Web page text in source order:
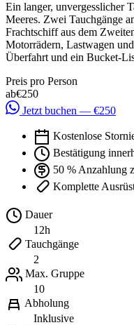
Ein langer, unvergesslicher
Meeres. Zwei Tauchgänge
Frachtschiff aus dem
Motorrädern, Lastwagen
Überfahrt und ein Bucket-
Preis pro Person
ab€250
Jetzt buchen — €250
Kostenlose
Bestätigung
50 % Anzahlung
Komplette
Dauer
12h
Tauchgänge
2
Max. Gruppe
10
Abholung
Inklusive